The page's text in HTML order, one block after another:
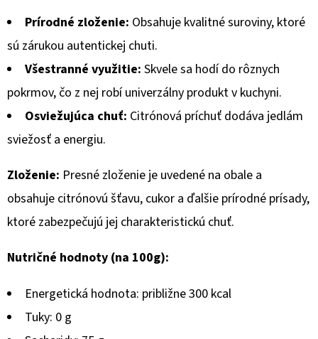
Prírodné zloženie: Obsahuje kvalitné suroviny, ktoré
sú zárukou autentickej chuti.
Všestranné využitie: Skvele sa hodí do rôznych
pokrmov, čo z nej robí univerzálny produkt v kuchyni.
Osviežujúca chuť: Citrónová príchuť dodáva jedlám
sviežosť a energiu.
Zloženie: Presné zloženie je uvedené na obale a
obsahuje citrónovú šťavu, cukor a ďalšie prírodné prísady,
ktoré zabezpečujú jej charakteristickú chuť.
Nutričné hodnoty (na 100g):
Energetická hodnota: približne 300 kcal
Tuky: 0 g
PODLAHU
JASMIN
1L
€2,06